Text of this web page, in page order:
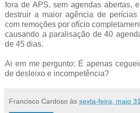
fora de APS, sem agendas abertas,
destruir a maior agência de
com remoções por ofício
causando a paralisação de 40
de 45 dias.
Ai em me pergunto: É apenas
de desleixo e incompetência?
Francisco Cardoso às sexta-feira, maio